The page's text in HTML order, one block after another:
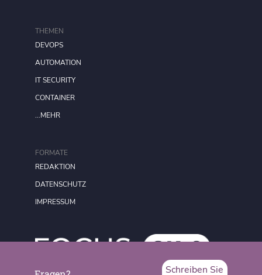
Schreiben Sie
FORMATE
REDAKTION
DATENSCHUTZ
IMPRESSUM
THEMEN
DEVOPS
AUTOMATION
IT SECURITY
CONTAINER
...MEHR